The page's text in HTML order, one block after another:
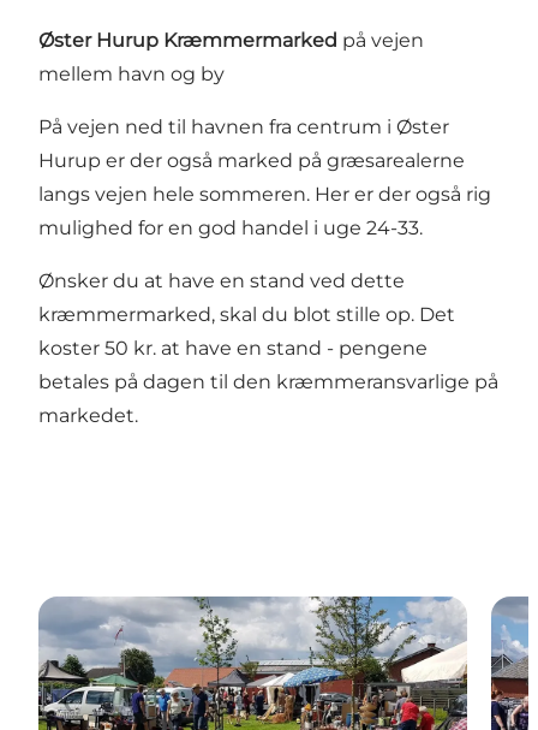
Øster Hurup Kræmmermarked på vejen
mellem havn og by
På vejen ned til havnen fra centrum i Øster
Hurup er der også marked på græsarealerne
langs vejen hele sommeren. Her er der også rig
mulighed for en god handel i uge 24-33.
Ønsker du at have en stand ved dette
kræmmermarked, skal du blot stille op. Det
koster 50 kr. at have en stand - pengene
betales på dagen til den kræmmeransvarlige på
markedet.